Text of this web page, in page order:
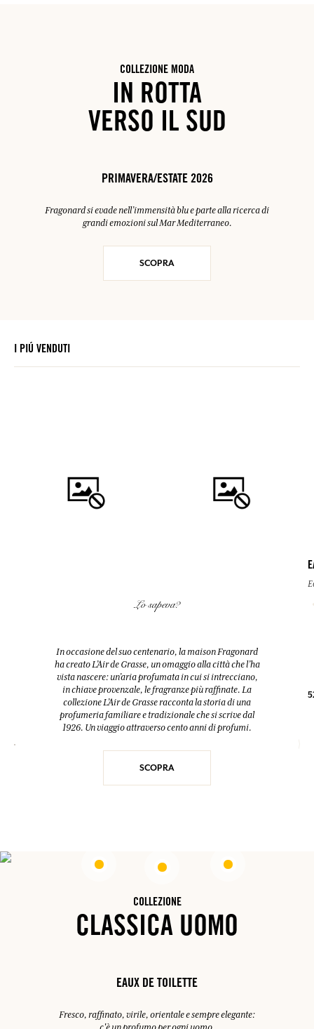
COLLEZIONE MODA
IN ROTTA
VERSO IL SUD
PRIMAVERA/ESTATE 2026
Fragonard si evade nell’immensità blu e parte alla ricerca di
grandi emozioni sul Mar Mediterraneo.
SCOPRA
I PIÚ VENDUTI
FLEUR D'ORANGER (FIORI
100ml
38,00 €
Lo sapeva?
In occasione del suo centenario, la maison Fragonard
ha creato L’Air de Grasse, un omaggio alla città che l’ha
vista nascere: un’aria profumata in cui si intrecciano,
in chiave provenzale, le fragranze più raffinate. La
collezione L’Air de Grasse racconta la storia di una
profumeria familiare e tradizionale che si scrive dal
1926. Un viaggio attraverso cento anni di profumi.
SCOPRA
COLLEZIONE
CLASSICA UOMO
EAUX DE TOILETTE
Fresco, raffinato, virile, orientale e sempre elegante: